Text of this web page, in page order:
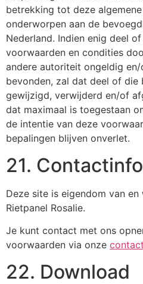
betrekking tot deze
onderworpen aan de
Nederland. Indien enig deel
voorwaarden en condities
andere autoriteit ongeldig
bevonden, zal dat deel of die
gewijzigd, verwijderd en/of
dat maximaal is toegestaan
de intentie van deze
bepalingen blijven onverlet.
21.
Deze site is eigendom van
Rietpanel Rosalie.
Je kunt contact met ons
voorwaarden via onze contact
22. Download